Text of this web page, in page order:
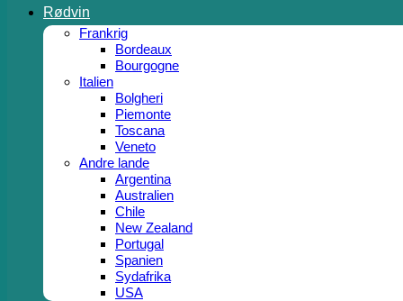
Rødvin
Frankrig
Bordeaux
Bourgogne
Italien
Bolgheri
Piemonte
Toscana
Veneto
Andre lande
Argentina
Australien
Chile
New Zealand
Portugal
Spanien
Sydafrika
USA